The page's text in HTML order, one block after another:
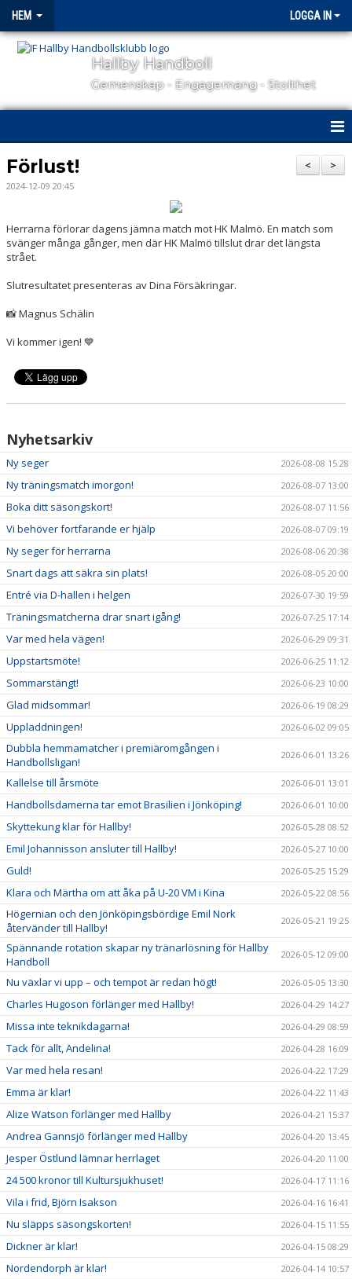
HEM LOGGA IN
Hallby Handboll
Gemenskap - Engagemang - Stolthet
HEM
HALLBY I SAMHÄLLET
GÅ PÅ MATCH
OM KLUBBEN
HEMMAVINSTEN
KLUBBSHOP
>
<
Förlust!
2024-12-09 20:45
Herrarna förlorar dagens jämna match mot HK Malmö. En match som
svänger många gånger, men där HK Malmö tillslut drar det längsta
strået.
Slutresultatet presenteras av Dina Försäkringar.
📸 Magnus Schälin
Vi kommer igen! 💙
Nyhetsarkiv
Ny seger 2026-08-08 15:28
Ny träningsmatch imorgon! 2026-08-07 13:00
Boka ditt säsongskort! 2026-08-07 11:56
Vi behöver fortfarande er hjälp 2026-08-07 09:19
Ny seger för herrarna 2026-08-06 20:38
Snart dags att säkra sin plats! 2026-08-05 20:00
Entré via D-hallen i helgen 2026-07-30 19:59
Träningsmatcherna drar snart igång! 2026-07-25 17:14
Var med hela vägen! 2026-06-29 09:31
Uppstartsmöte! 2026-06-25 11:12
Sommarstängt! 2026-06-23 10:00
Glad midsommar! 2026-06-19 08:29
Uppladdningen! 2026-06-02 09:05
Dubbla hemmamatcher i premiäromgången i
Handbollsligan!
2026-06-01 13:26
Kallelse till årsmöte 2026-06-01 13:01
Handbollsdamerna tar emot Brasilien i Jönköping! 2026-06-01 10:00
Skyttekung klar för Hallby! 2026-05-28 08:52
Emil Johannisson ansluter till Hallby! 2026-05-27 10:00
Guld! 2026-05-25 15:29
Klara och Märtha om att åka på U-20 VM i Kina 2026-05-22 08:56
Högernian och den Jönköpingsbördige Emil Nork
återvänder till Hallby!
2026-05-21 19:25
Spännande rotation skapar ny tränarlösning för Hallby
Handboll
2026-05-12 09:00
Nu växlar vi upp – och tempot är redan högt! 2026-05-05 13:30
Charles Hugoson förlänger med Hallby! 2026-04-29 14:27
Missa inte teknikdagarna! 2026-04-29 08:59
Tack för allt, Andelina! 2026-04-28 16:09
Var med hela resan! 2026-04-22 17:29
Emma är klar! 2026-04-22 11:43
Alize Watson förlänger med Hallby 2026-04-21 15:37
Andrea Gannsjö förlänger med Hallby 2026-04-20 13:45
Jesper Östlund lämnar herrlaget 2026-04-20 11:00
24 500 kronor till Kultursjukhuset! 2026-04-17 11:16
Vila i frid, Björn Isakson 2026-04-16 16:41
Nu släpps säsongskorten! 2026-04-15 11:55
Dickner är klar! 2026-04-15 08:29
Nordendorph är klar! 2026-04-14 10:57